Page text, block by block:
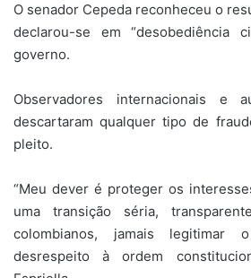
O senador Cepeda reconheceu o
declarou-se em “desobediência
governo.
Observadores internacionais e
descartaram qualquer tipo de
pleito.
“Meu dever é proteger os
uma transição séria,
colombianos, jamais
desrespeito à ordem